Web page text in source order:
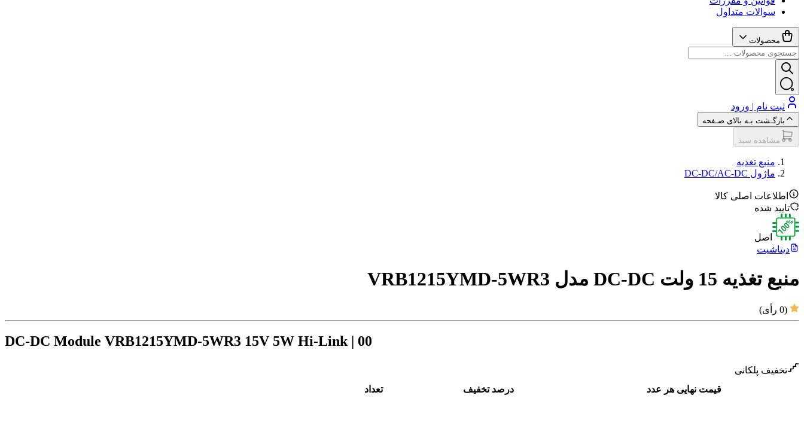
سوالات متداول
محصولات
ثبت نام | ورود
بازگـشت بـه بالای صـفحه
مشاهده سبد
منبع تغذیه
ماژول DC-DC/AC-DC
اطلاعات اصلی کالا
تایید شده
اصل
دیتاشیت
منبع تغذیه 15 ولت DC-DC مدل VRB1215YMD-5WR3
(
0 رأی)
DC-DC Module VRB1215YMD-5WR3 15V 5W Hi-Link | 00
تخفیف پلکانی
قیمت نهایی هر عدد
درصد تخفیف تعداد